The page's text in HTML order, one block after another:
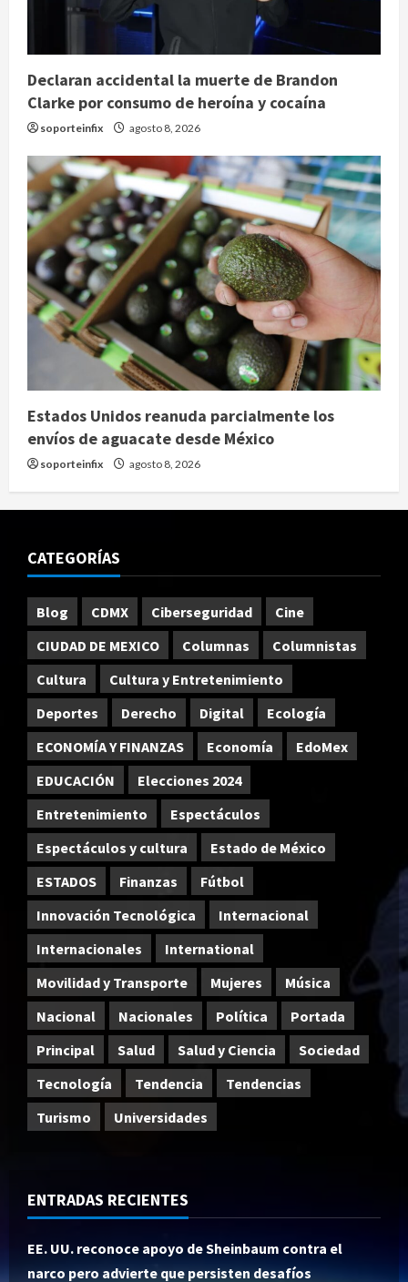
Declaran accidental la muerte de Brandon
Clarke por consumo de heroína y cocaína
soporteinfix agosto 8, 2026
Estados Unidos reanuda parcialmente los
envíos de aguacate desde México
soporteinfix agosto 8, 2026
CATEGORÍAS
Blog CDMX Ciberseguridad
Cine
CIUDAD DE MEXICO
Columnas
Columnistas
Cultura
Cultura y Entretenimiento
Deportes
Derecho Digital
Ecología
ECONOMÍA Y FINANZAS
Economía
EdoMex
EDUCACIÓN
Elecciones 2024
Entretenimiento
Espectáculos
Espectáculos y cultura
Estado de México
ESTADOS
Finanzas
Fútbol
Innovación Tecnológica
Internacional
Internacionales
International
Movilidad y Transporte
Mujeres
Música
Nacional
Nacionales Política
Portada
Principal
Salud Salud y Ciencia
Sociedad
Tecnología
Tendencia
Tendencias
Turismo
Universidades
ENTRADAS RECIENTES
EE. UU. reconoce apoyo de Sheinbaum contra el
narco pero advierte que persisten desafíos